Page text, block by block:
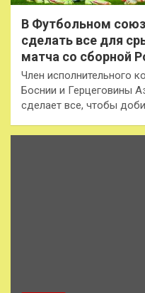
В Футбольном
сделать все для
матча со сборной
Член исполнительного
Боснии и Герцеговины
сделает все, чтобы